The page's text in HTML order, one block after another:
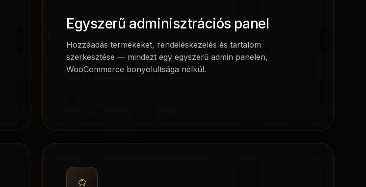
Egyszerű adminisztrációs panel
Hozzáadás termékeket, rendeléskezelés és tartalom
szerkesztése — mindezt egy egyszerű admin panelen,
WooCommerce bonyolultsága nélkül.